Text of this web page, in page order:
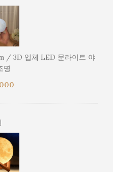
/ 3D 입체 LED 문라이트 야
명